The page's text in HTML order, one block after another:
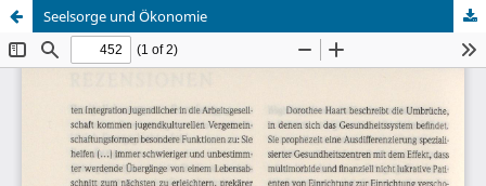
Seelsorge und Ökonomie